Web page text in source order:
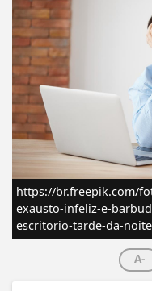
https://br.freepik.com/
exausto-infeliz-e-
escritorio-tarde-da-
A-